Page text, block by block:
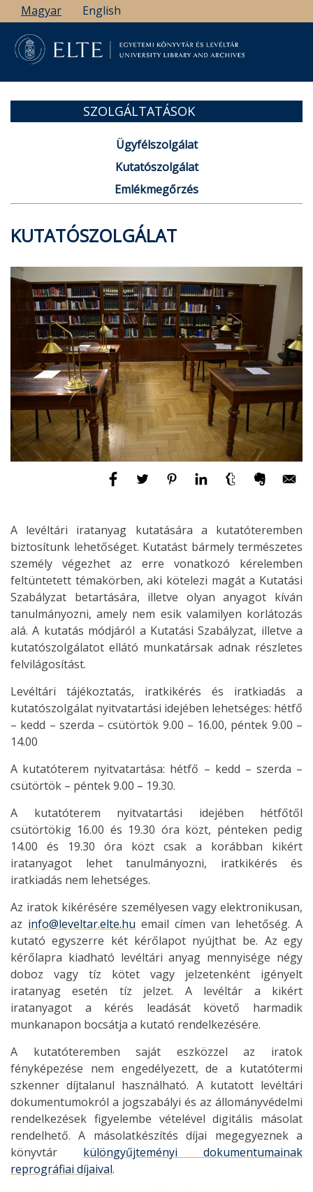
Ugrás
a
tartalomra
Magyar English
SZOLGÁLTATÁSOK
Ügyfélszolgálat
Kutatószolgálat
Emlékmegőrzés
KUTATÓSZOLGÁLAT
A levéltári iratanyag kutatására a kutatóteremben
biztosítunk lehetőséget. Kutatást bármely természetes
személy végezhet az erre vonatkozó kérelemben
feltüntetett témakörben, aki kötelezi magát a Kutatási
Szabályzat betartására, illetve olyan anyagot kíván
tanulmányozni, amely nem esik valamilyen korlátozás
alá. A kutatás módjáról a Kutatási Szabályzat, illetve a
kutatószolgálatot ellátó munkatársak adnak részletes
felvilágosítást.
Levéltári tájékoztatás, iratkikérés és iratkiadás a
kutatószolgálat nyitvatartási idejében lehetséges: hétfő
– kedd – szerda – csütörtök 9.00 – 16.00, péntek 9.00 –
14.00
A kutatóterem nyitvatartása: hétfő – kedd – szerda –
csütörtök – péntek 9.00 – 19.30.
A kutatóterem nyitvatartási idejében hétfőtől
csütörtökig 16.00 és 19.30 óra közt, pénteken pedig
14.00 és 19.30 óra közt csak a korábban kikért
iratanyagot lehet tanulmányozni, iratkikérés és
iratkiadás nem lehetséges.
Az iratok kikérésére személyesen vagy elektronikusan,
az info@leveltar.elte.hu email címen van lehetőség. A
kutató egyszerre két kérőlapot nyújthat be. Az egy
kérőlapra kiadható levéltári anyag mennyisége négy
doboz vagy tíz kötet vagy jelzetenként igényelt
iratanyag esetén tíz jelzet. A levéltár a kikért
iratanyagot a kérés leadását követő harmadik
munkanapon bocsátja a kutató rendelkezésére.
A kutatóteremben saját eszközzel az iratok
fényképezése nem engedélyezett, de a kutatótermi
szkenner díjtalanul használható. A kutatott levéltári
dokumentumokról a jogszabályi és az állományvédelmi
rendelkezések figyelembe vételével digitális másolat
rendelhető. A másolatkészítés díjai megegyeznek a
könyvtár különgyűjteményi dokumentumainak
reprográfiai díjaival.